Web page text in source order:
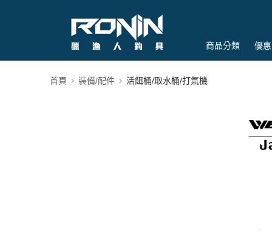
商品分類 優
首頁 裝備/配件 活餌桶/取水桶/打氣機